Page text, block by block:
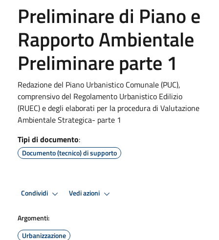
Preliminare di Piano e
Rapporto Ambientale
Preliminare parte 1
Redazione del Piano Urbanistico Comunale (PUC),
comprensivo del Regolamento Urbanistico Edilizio
(RUEC) e degli elaborati per la procedura di Valutazione
Ambientale Strategica- parte 1
Tipi di documento:
Documento (tecnico) di supporto
Condividi Vedi azioni
Argomenti:
Urbanizzazione